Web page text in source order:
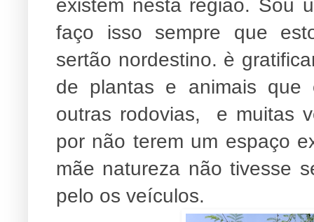
existem nesta região. Sou
faço isso sempre que
sertão nordestino. è
de plantas e animais que
outras rodovias, e muitas
por não terem um espaço
mãe natureza não tivesse
pelo os veículos.